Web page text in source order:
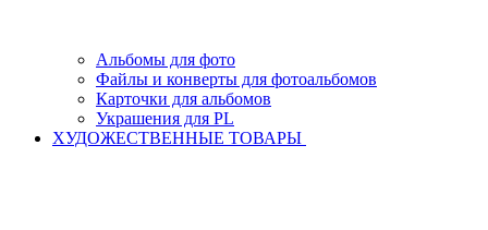
Альбомы для фото
Файлы и конверты для фотоальбомов
Карточки для альбомов
Украшения для PL
ХУДОЖЕСТВЕННЫЕ ТОВАРЫ